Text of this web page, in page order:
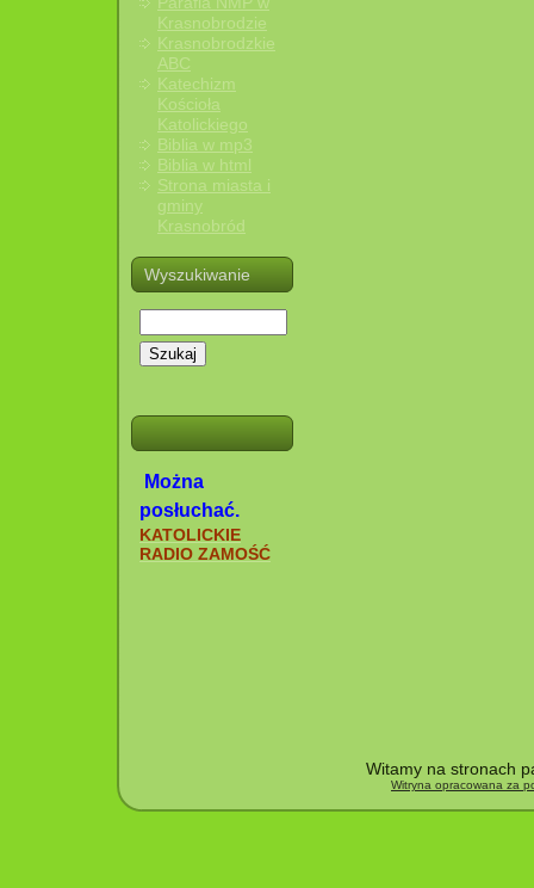
Krasnobrodzie
Krasnobrodzkie
ABC
Katechizm
Kościoła
Katolickiego
Biblia w mp3
Biblia w html
Strona miasta i
gminy
Krasnobród
Wyszukiwanie
Szukaj
Można
posłuchać.
KATOLICKIE
RADIO ZAMOŚĆ
Witamy na stronach
Witryna opracowana za